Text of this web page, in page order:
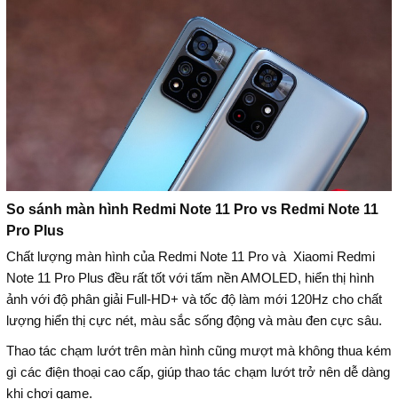
So sánh màn hình Redmi Note 11 Pro vs Redmi Note 11
Pro Plus
Chất lượng màn hình của Redmi Note 11 Pro và Xiaomi Redmi
Note 11 Pro Plus đều rất tốt với tấm nền AMOLED, hiển thị hình
ảnh với độ phân giải Full-HD+ và tốc độ làm mới 120Hz cho chất
lượng hiển thị cực nét, màu sắc sống động và màu đen cực sâu.
Thao tác chạm lướt trên màn hình cũng mượt mà không thua kém
gì các điện thoại cao cấp, giúp thao tác chạm lướt trở nên dễ dàng
khi chơi game.